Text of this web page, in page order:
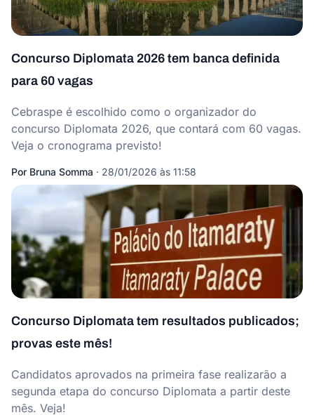
Concurso Diplomata 2026 tem banca definida
para 60 vagas
Cebraspe é escolhido como o organizador do
concurso Diplomata 2026, que contará com 60 vagas.
Veja o cronograma previsto!
Por Bruna Somma · 28/01/2026 às 11:58
Concurso Diplomata tem resultados publicados;
provas este mês!
Candidatos aprovados na primeira fase realizarão a
segunda etapa do concurso Diplomata a partir deste
mês. Veja!